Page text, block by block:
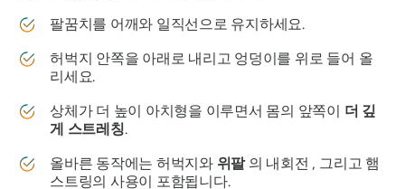
팔꿈치를 어깨와 일직선으로 유지하세요.
허벅지 안쪽을 아래로 내리고 엉덩이를 위로 들어 올
리세요.
상체가 더 높이 아치형을 이루면서 몸의 앞쪽이 더 깊
게 스트레칭.
올바른 동작에는 허벅지와 위팔의 내회전 , 그리고 햄
스트링의 사용이 포함됩니다.